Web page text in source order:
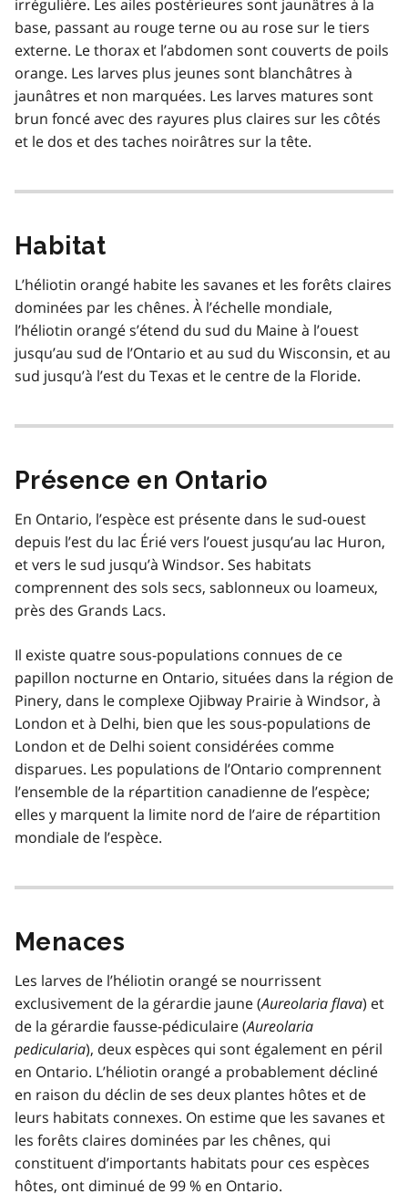
irrégulière. Les ailes postérieures sont jaunâtres à la
base, passant au rouge terne ou au rose sur le tiers
externe. Le thorax et l’abdomen sont couverts de poils
orange. Les larves plus jeunes sont blanchâtres à
jaunâtres et non marquées. Les larves matures sont
brun foncé avec des rayures plus claires sur les côtés
et le dos et des taches noirâtres sur la tête.
Habitat
L’héliotin orangé habite les savanes et les forêts claires
dominées par les chênes. À l’échelle mondiale,
l’héliotin orangé s’étend du sud du Maine à l’ouest
jusqu’au sud de l’Ontario et au sud du Wisconsin, et au
sud jusqu’à l’est du Texas et le centre de la Floride.
Présence en Ontario
En Ontario, l’espèce est présente dans le sud-ouest
depuis l’est du lac Érié vers l’ouest jusqu’au lac Huron,
et vers le sud jusqu’à Windsor. Ses habitats
comprennent des sols secs, sablonneux ou loameux,
près des Grands Lacs.
Il existe quatre sous-populations connues de ce
papillon nocturne en Ontario, situées dans la région de
Pinery, dans le complexe Ojibway Prairie à Windsor, à
London et à Delhi, bien que les sous-populations de
London et de Delhi soient considérées comme
disparues. Les populations de l’Ontario comprennent
l’ensemble de la répartition canadienne de l’espèce;
elles y marquent la limite nord de l’aire de répartition
mondiale de l’espèce.
Menaces
Les larves de l’héliotin orangé se nourrissent
exclusivement de la gérardie jaune (Aureolaria flava) et
de la gérardie fausse-pédiculaire (Aureolaria
pedicularia), deux espèces qui sont également en péril
en Ontario. L’héliotin orangé a probablement décliné
en raison du déclin de ses deux plantes hôtes et de
leurs habitats connexes. On estime que les savanes et
les forêts claires dominées par les chênes, qui
constituent d’importants habitats pour ces espèces
hôtes, ont diminué de 99 % en Ontario.